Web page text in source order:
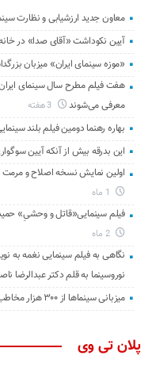
معاون جدید ارزشیابی و نظارت
آیین نکوداشت «آقای صدا» در
«موزه سینمای ایران» میزبان
هفت فیلم مطرح سال سینمای
معرفی می‌شوند
3 هفته
بهاره رهنما دومین فیلم بلند
این بدرقه بیش از آنکه آیین
اولین نمایش نسخه اصلاح و
فیلم سینمایی«قاتل و وحشیِ»
2 ماه
نگاهی به فیلم سینمایی نغمه به
نوروسینما به قلم دکتر عبدالرضا
میزبانی سینماها از ۳۰۰ هزار مخاطب در هفته گذشته
پلان تی وی